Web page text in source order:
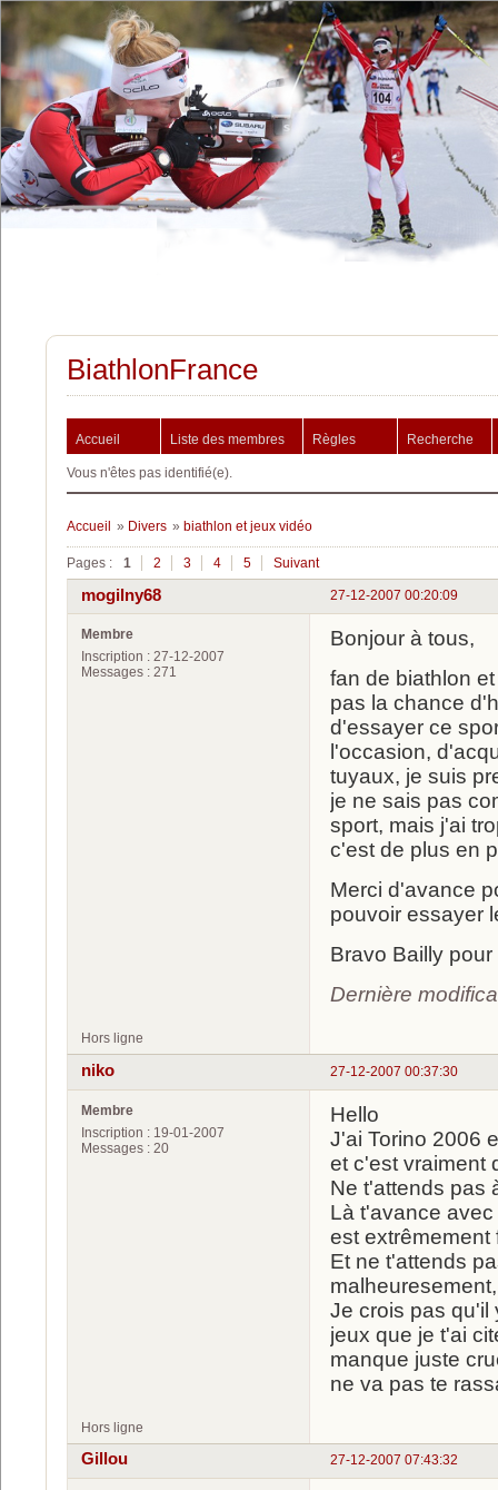
BiathlonFrance
Accueil Liste des membres Règles Recherche
Vous n'êtes pas identifié(e).
Accueil » Divers » biathlon et jeux vidéo
Pages : 1 2 3 4 5 Suivant
27-12-2007 00:20:09
mogilny68
Membre
Inscription : 27-12-2007
Messages : 271
Bonjour à tous,
fan de biathlon
pas la chance
d'essayer ce
l'occasion,
tuyaux, je suis
je ne sais pas
sport, mais j'ai
c'est de plus en
Merci d'avance
pouvoir essayer
Bravo Bailly
Dernière
Hors ligne
27-12-2007 00:37:30
niko
Membre
Inscription : 19-01-2007
Messages : 20
Hello
J'ai Torino 2006
et c'est vraiment
Ne t'attends pas
Là t'avance
est extrêmement
Et ne t'attends
Je crois pas qu'il
jeux que je t'ai
manque juste
ne va pas te
Hors ligne
27-12-2007 07:43:32
Gillou